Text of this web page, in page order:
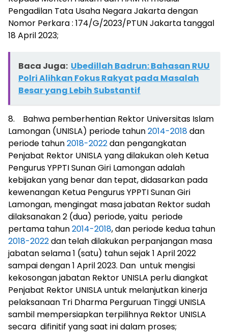
Pengadilan Tata Usaha Negara Jakarta dengan
Nomor Perkara : 174/G/2023/PTUN Jakarta tanggal
18 April 2023;
Baca Juga: Ubedillah Badrun: Bahasan RUU
Polri Alihkan Fokus Rakyat pada Masalah
Besar yang Lebih Substantif
8. Bahwa pemberhentian Rektor Universitas Islam
Lamongan (UNISLA) periode tahun2014-2018dan
periode tahun2018-2022dan pengangkatan
Penjabat Rektor UNISLA yang dilakukan oleh Ketua
Pengurus YPPTI Sunan Giri Lamongan adalah
kebijakan yang benar dan tepat, didasarkan pada
kewenangan Ketua Pengurus YPPTI Sunan Giri
Lamongan, mengingat masa jabatan Rektor sudah
dilaksanakan 2 (dua) periode, yaitu periode
pertama tahun2014-2018, dan periode kedua tahun
2018-2022dan telah dilakukan perpanjangan masa
jabatan selama 1 (satu) tahun sejak 1 April 2022
sampai dengan 1 April 2023. Dan untuk mengisi
kekosongan jabatan Rektor UNISLA perlu diangkat
Penjabat Rektor UNISLA untuk melanjutkan kinerja
pelaksanaan Tri Dharma Perguruan Tinggi UNISLA
sambil mempersiapkan terpilihnya Rektor UNISLA
secara difinitif yang saat ini dalam proses;